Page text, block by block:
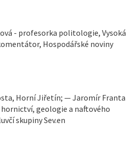
- profesorka politologie, Vysoká
Hospodářské noviny
hornictví, geologie a naftového
skupiny Sev.en